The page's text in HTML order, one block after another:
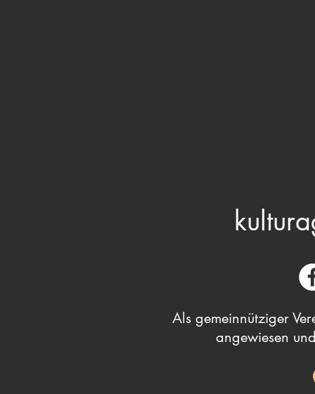
Als gemeinnütziger
angewiesen